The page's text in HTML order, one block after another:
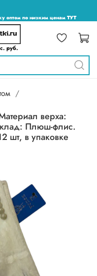
оптом по низким ценам ТУТ
руб.
верха:
Плюш-флис.
шт, в упаковке